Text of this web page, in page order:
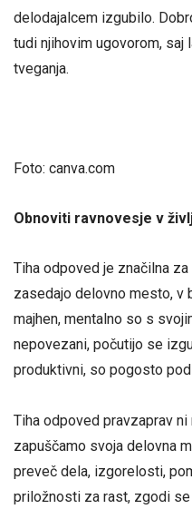
delodajalcem izgubilo.
tudi njihovim ugovorom, saj
tveganja.
Foto: canva.com
Obnoviti ravnovesje v
Tiha odpoved je značilna
zasedajo delovno mesto, v
majhen, mentalno so s
nepovezani, počutijo se
produktivni, so pogosto
Tiha odpoved pravzaprav
zapuščamo svoja delovna
preveč dela, izgorelosti,
priložnosti za rast, zgodi